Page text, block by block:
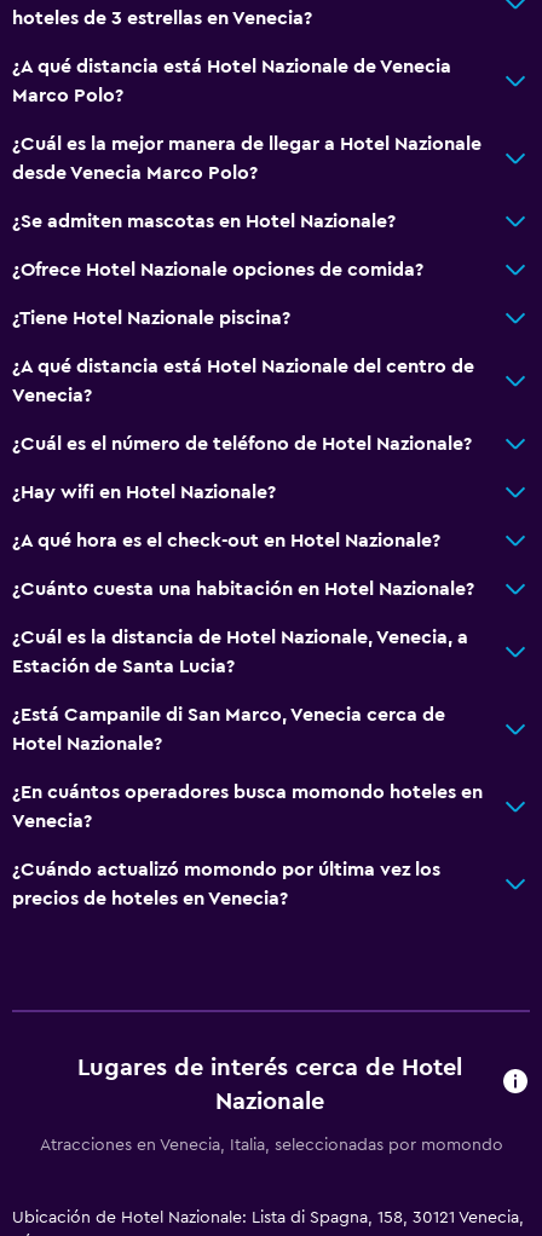
hoteles de 3 estrellas en Venecia?
¿A qué distancia está Hotel Nazionale de Venecia
Marco Polo?
¿Cuál es la mejor manera de llegar a Hotel Nazionale
desde Venecia Marco Polo?
¿Se admiten mascotas en Hotel Nazionale?
¿Ofrece Hotel Nazionale opciones de comida?
¿Tiene Hotel Nazionale piscina?
¿A qué distancia está Hotel Nazionale del centro de
Venecia?
¿Cuál es el número de teléfono de Hotel Nazionale?
¿Hay wifi en Hotel Nazionale?
¿A qué hora es el check-out en Hotel Nazionale?
¿Cuánto cuesta una habitación en Hotel Nazionale?
¿Cuál es la distancia de Hotel Nazionale, Venecia, a
Estación de Santa Lucia?
¿Está Campanile di San Marco, Venecia cerca de
Hotel Nazionale?
¿En cuántos operadores busca momondo hoteles en
Venecia?
¿Cuándo actualizó momondo por última vez los
precios de hoteles en Venecia?
Lugares de interés cerca de Hotel
Nazionale
Atracciones en Venecia, Italia, seleccionadas por momondo
Ubicación de Hotel Nazionale: Lista di Spagna, 158, 30121 Venecia,